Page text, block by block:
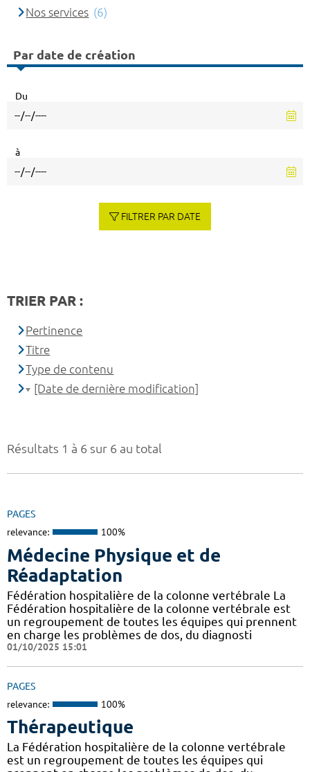
Résultats 1 à 6 sur 6 au total
PAGES
relevance: 100%
Médecine Physique et de
Réadaptation
Fédération hospitalière de la colonne vertébrale La
Fédération hospitalière de la colonne vertébrale est
un regroupement de toutes les équipes qui prennent
en charge les problèmes de dos, du diagnosti
01/10/2025 15:01
PAGES
relevance: 100%
Thérapeutique
La Fédération hospitalière de la colonne vertébrale
est un regroupement de toutes les équipes qui
Nos services (6)
Par date de création
Du
à
FILTRER PAR DATE
TRIER PAR :
Pertinence
Titre
Type de contenu
[Date de dernière modification]